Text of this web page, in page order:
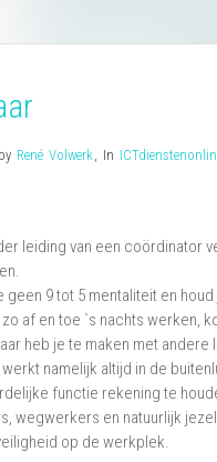
René Volwerk, In
leiding van een
9 tot 5 mentaliteit en
af en toe `s nachts werken,
heb je te maken met
namelijk altijd in de
functie rekening te
wegwerkers en natuurlijk
op de werkplek.